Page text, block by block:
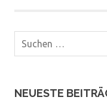
NEUESTE